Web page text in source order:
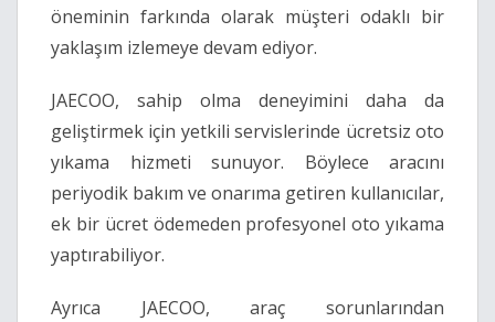
öneminin farkında olarak müşteri odaklı bir
yaklaşım izlemeye devam ediyor.
JAECOO, sahip olma deneyimini daha da
geliştirmek için yetkili servislerinde ücretsiz oto
yıkama hizmeti sunuyor. Böylece aracını
periyodik bakım ve onarıma getiren kullanıcılar,
ek bir ücret ödemeden profesyonel oto yıkama
yaptırabiliyor.
Ayrıca JAECOO, araç sorunlarından